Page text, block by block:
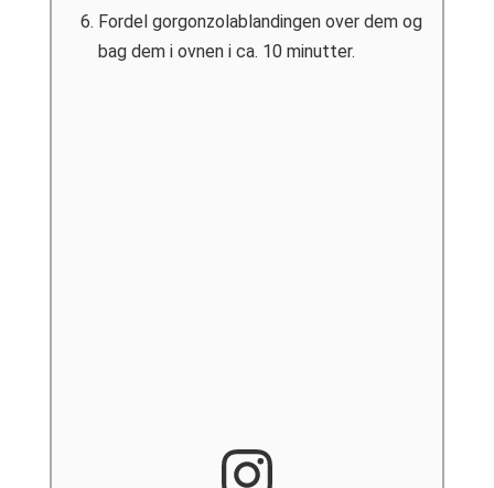
Fordel gorgonzolablandingen over dem og
bag dem i ovnen i ca. 10 minutter.